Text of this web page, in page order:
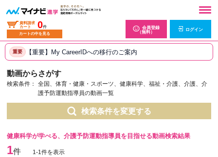
資料請求
カート
0件
カートの中を見る
会員登録
（無料）
ログイン
重要 【重要】My CareerIDへの移行のご案内
動画からさがす
検索条件：
全国、体育・健康・スポーツ、健康科学、福祉・介護、介護、介
護予防運動指導員の動画一覧
検索条件を変更する
健康科学が学べる、介護予防運動指導員を目指せる動画検索結果
1件 1-1件を表示